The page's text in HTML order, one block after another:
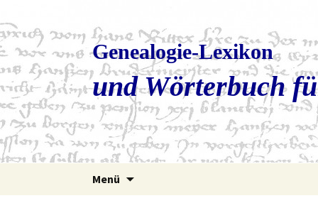
Genealogie-Lexikon
und Wörterbuch
Menü